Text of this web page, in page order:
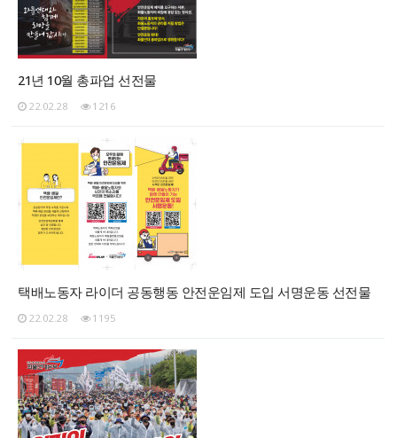
21년 10월 총파업 선전물
22.02.28 1216
택배노동자 라이더 공동행동 안전운임제 도입 서명운동 선전물
22.02.28 1195